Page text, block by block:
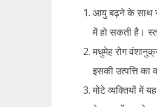
आयु बढ़ने के साथ
में हो सकती है।
मधुमेह रोग
इसकी उत्पत्ति का
मोटे व्यक्तियों में